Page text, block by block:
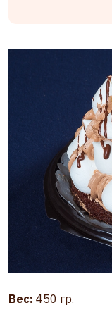
Вес: 450 гр.